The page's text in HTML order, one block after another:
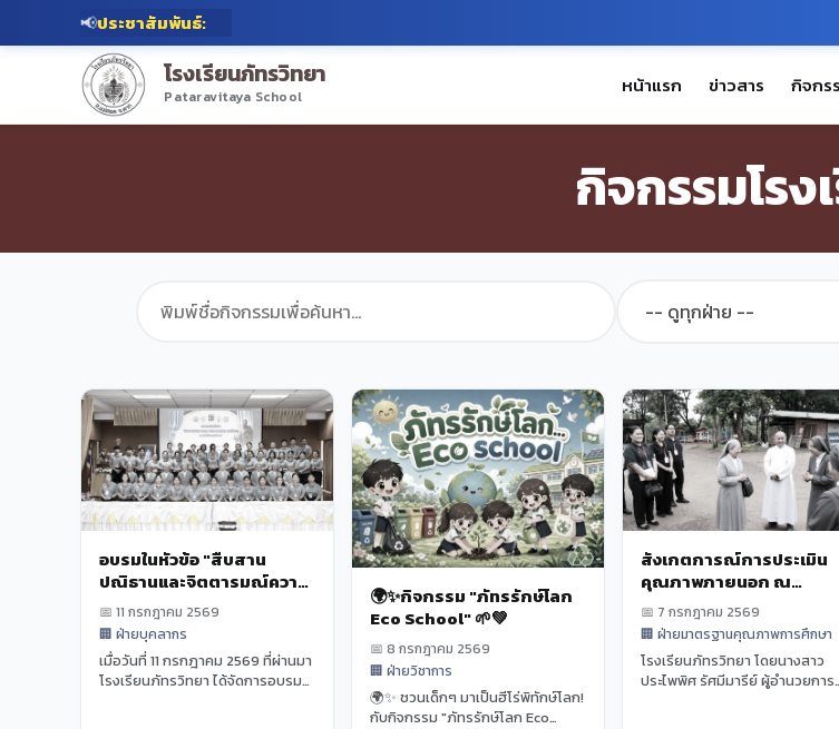
📢ประชาสัมพันธ์:
โรงเรียนภัทรวิทยา
Pataravitaya School หน้าแรก ข่าวสาร กิจกร
กิจกรรมโรง
อบรมในหัวข้อ "สืบสาน
ปณิธานและจิตตารมณ์ความ
เป็นครูตามวิถีเซนต์ปอล"
📅 11 กรกฎาคม 2569
🏢 ฝ่ายบุคลากร
เมื่อวันที่ 11 กรกฎาคม 2569 ที่ผ่านมา
โรงเรียนภัทรวิทยา ได้จัดการอบรม
🌍✨กิจกรรม "ภัทรรักษ์โลก
Eco School" 🌱💚
📅 8 กรกฎาคม 2569
🏢 ฝ่ายวิชาการ
🌍✨ ชวนเด็กๆ มาเป็นฮีโร่พิทักษ์โลก!
กับกิจกรรม "ภัทรรักษ์โลก Eco
สังเกตการณ์การประเมิน
คุณภาพภายนอก ณ
โรงเรียนสันถวไมตรีศึกษา
📅 7 กรกฎาคม 2569
🏢 ฝ่ายมาตรฐานคุณภาพการศึกษา
โรงเรียนภัทรวิทยา โดยนางสาว
ประไพพิศ รัศมีมารีย์ ผู้อำนวยการ